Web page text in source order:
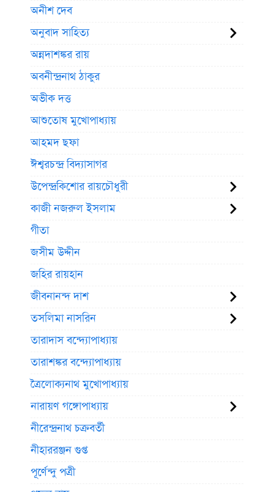
অনীশ দেব
অনুবাদ সাহিত্য
অন্নদাশঙ্কর রায়
অবনীন্দ্রনাথ ঠাকুর
অভীক দত্ত
আশুতোষ মুখোপাধ্যায়
আহমদ ছফা
ঈশ্বরচন্দ্র বিদ্যাসাগর
উপেন্দ্রকিশোর রায়চৌধুরী
কাজী নজরুল ইসলাম
গীতা
জসীম উদ্দীন
জহির রায়হান
জীবনানন্দ দাশ
তসলিমা নাসরিন
তারাদাস বন্দ্যোপাধ্যায়
তারাশঙ্কর বন্দ্যোপাধ্যায়
ত্রৈলোক্যনাথ মুখোপাধ্যায়
নারায়ণ গঙ্গোপাধ্যায়
নীরেন্দ্রনাথ চক্রবর্তী
নীহাররঞ্জন গুপ্ত
পূর্ণেন্দু পত্রী